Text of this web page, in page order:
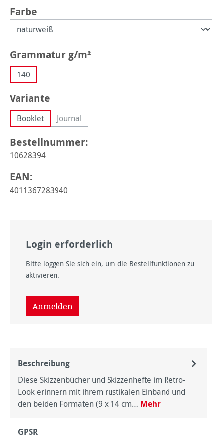
Farbe
Grammatur g/m²
140
Variante
Booklet Journal(Diese Option ist zurzeit nicht verfügbar.)
Bestellnummer:
10628394
EAN:
4011367283940
Login erforderlich
Bitte loggen Sie sich ein, um die Bestellfunktionen zu
aktivieren.
Anmelden
Beschreibung
Diese Skizzenbücher und Skizzenhefte im Retro-
Look erinnern mit ihrem rustikalen Einband und
den beiden Formaten (9 x 14 cm… Mehr
GPSR